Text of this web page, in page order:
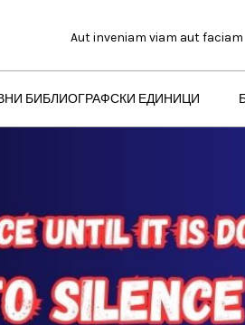
Aut inveniam viam aut faciam
БИБЛИОГРАФСКИ ЕДИНИЦИ